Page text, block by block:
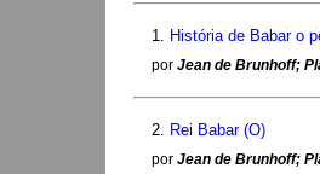
1. História de Babar o
por Jean de Brunhoff;
2. Rei Babar (O)
por Jean de Brunhoff;